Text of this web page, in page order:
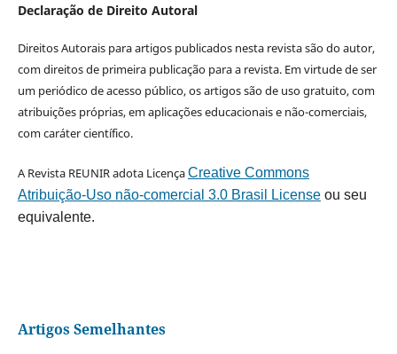
Declaração de Direito Autoral
Direitos Autorais para artigos publicados nesta revista são do autor,
com direitos de primeira publicação para a revista. Em virtude de ser
um periódico de acesso público, os artigos são de uso gratuito, com
atribuições próprias, em aplicações educacionais e não-comerciais,
com caráter científico.
A Revista REUNIR adota LicençaCreative Commons
Atribuição-Uso não-comercial 3.0 Brasil Licenseou seu
equivalente.
Artigos Semelhantes